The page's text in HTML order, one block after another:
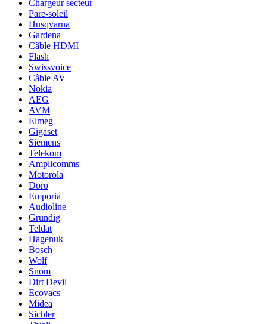
Chargeur secteur
Pare-soleil
Husqvarna
Gardena
Câble HDMI
Flash
Swissvoice
Câble AV
Nokia
AEG
AVM
Elmeg
Gigaset
Siemens
Telekom
Amplicomms
Motorola
Doro
Emporia
Audioline
Grundig
Teldat
Hagenuk
Bosch
Wolf
Snom
Dirt Devil
Ecovacs
Midea
Sichler